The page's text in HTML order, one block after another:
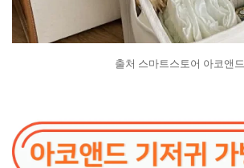
출처 스마트스토어 아코앤드